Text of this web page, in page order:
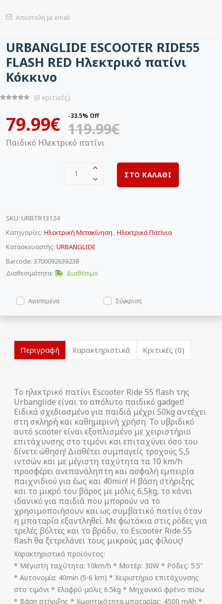
Αποστολή με email
URBANGLIDE ESCOOTER RIDE55
FLASH RED Ηλεκτρικό πατίνι
Κόκκινο
(0 κριτικές)
79.99€ -33.5% Off
119.99€
Παιδικό Ηλεκτρικό πατίνι
1 ΣΤΟ ΚΑΛΑΘΙ
SKU: URBTR13124
Κατηγορίες: Ηλεκτρική Μετακίνηση ,Ηλεκτρικά Πατίνια
Κατασκευαστής: URBANGLIDE
Barcode: 3700092639238
Διαθεσιμότητα:
Διαθέσιμο
Αγαπημένα Σύγκριση
Περιγραφή Χαρακτηριστικά Κριτικές (0)
Το ηλεκτρικό πατίνι Escooter Ride 55 flash της
Urbanglide είναι το απόλυτο παιδικό gadget!
Ειδικά σχεδιασμένο για παιδιά μέχρι 50kg αντέχει
στη σκληρή και καθημερινή χρήση. Το υβριδικό
αυτό scooter είναι εξοπλισμένο με χειριστήριο
επιτάχυνσης στο τιμόνι και επιταχύνει όσο του
δίνετε ώθηση! Διαθέτει συμπαγείς τροχούς 5,5
ιντσών και με μέγιστη ταχύτητα τα 10 km/h
προσφέρει ανεπανάληπτη και ασφαλή εμπειρία
παιχνιδιού για έως και 40min! Η βάση στήριξης
και το μικρό του βάρος με μόλις 6,5kg, το κάνει
ιδανικό για παιδιά που μπορούν να το
χρησιμοποιήσουν και ως συμβατικό πατίνι όταν
η μπαταρία εξαντληθεί. Με φωτάκια στις ρόδες για
τρελές βόλτες και το βράδυ, το Escooter Ride 55
flash θα ξετρελάνει τους μικρούς μας φίλους!
Χαρακτηριστικά προϊόντος:
* Μέγιστη ταχύτητα: 10km/h * Μοτέρ: 30W * Ρόδες: 5.5"
* Αυτονομία: 40min (5-6 km) * Χειριστήριo επιτάχυνσης
στο τιμόνι * Ελαφρύ-μόλις 6.5kg * Mηχανικό φρένο πίσω
* Βάση στήριξης * Χωρητικότητα μπαταρίας: 4500 mAh *